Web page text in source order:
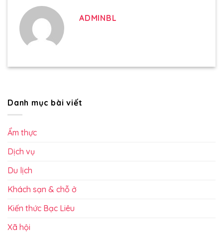
ADMINBL
Danh mục bài viết
Ẩm thực
Dịch vụ
Du lịch
Khách sạn & chỗ ở
Kiến thức Bạc Liêu
Xã hội